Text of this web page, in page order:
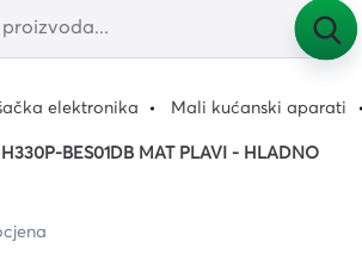
elektronika Mali kućanski aparati
BES01DB MAT PLAVI - HLADNO